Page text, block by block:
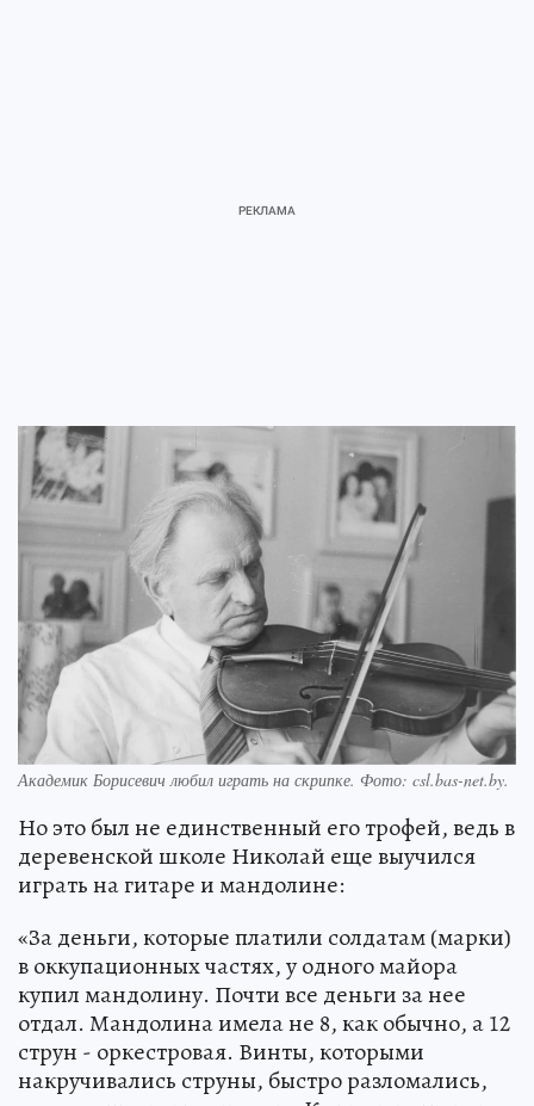
Академик Борисевич любил играть на скрипке. Фото: csl.bas-net.by.
Но это был не единственный его трофей, ведь в
деревенской школе Николай еще выучился
играть на гитаре и мандолине:
«За деньги, которые платили солдатам (марки)
в оккупационных частях, у одного майора
купил мандолину. Почти все деньги за нее
отдал. Мандолина имела не 8, как обычно, а 12
струн - оркестровая. Винты, которыми
накручивались струны, быстро разломались,